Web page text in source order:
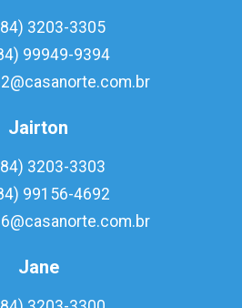
3203-3305
99949-9394
Jairton
3203-3303
99156-4692
Jane